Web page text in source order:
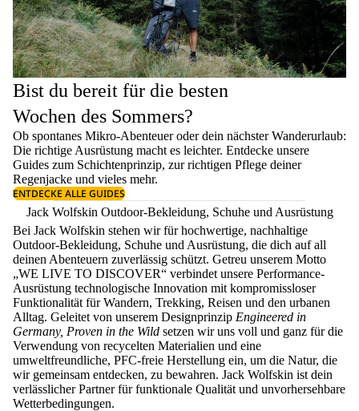
Bist du bereit für die besten
Wochen des Sommers?
Ob spontanes Mikro-Abenteuer oder dein nächster Wanderurlaub:
Die richtige Ausrüstung macht es leichter. Entdecke unsere
Guides zum Schichtenprinzip, zur richtigen Pflege deiner
Regenjacke und vieles mehr.
ENTDECKE ALLE GUIDES
Jack Wolfskin Outdoor-Bekleidung, Schuhe und Ausrüstung
Bei Jack Wolfskin stehen wir für hochwertige, nachhaltige
Outdoor-Bekleidung, Schuhe und Ausrüstung, die dich auf all
deinen Abenteuern zuverlässig schützt. Getreu unserem Motto
„WE LIVE TO DISCOVER“ verbindet unsere Performance-
Ausrüstung technologische Innovation mit kompromissloser
Funktionalität für Wandern, Trekking, Reisen und den urbanen
Alltag. Geleitet von unserem Designprinzip Engineered in
Germany, Proven in the Wild setzen wir uns voll und ganz für die
Verwendung von recycelten Materialien und eine
umweltfreundliche, PFC-freie Herstellung ein, um die Natur, die
wir gemeinsam entdecken, zu bewahren. Jack Wolfskin ist dein
verlässlicher Partner für funktionale Qualität und unvorhersehbare
Wetterbedingungen.